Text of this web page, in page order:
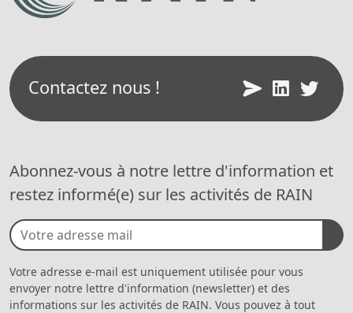
Contactez nous !
Abonnez-vous à notre lettre d'information et
restez informé(e) sur les activités de RAIN
Votre adresse e-mail est uniquement utilisée pour vous
envoyer notre lettre d'information (newsletter) et des
informations sur les activités de RAIN. Vous pouvez à tout